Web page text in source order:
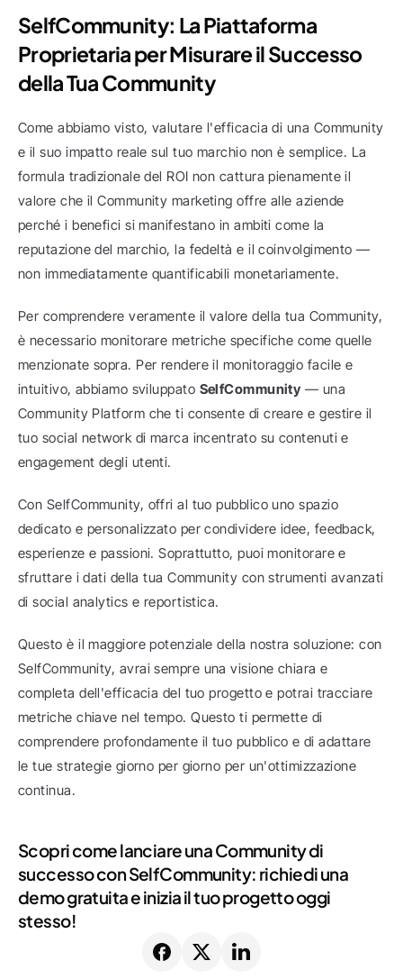
SelfCommunity: La Piattaforma
Proprietaria per Misurare il Successo
della Tua Community
Come abbiamo visto, valutare l'efficacia di una Community
e il suo impatto reale sul tuo marchio non è semplice. La
formula tradizionale del ROI non cattura pienamente il
valore che il Community marketing offre alle aziende
perché i benefici si manifestano in ambiti come la
reputazione del marchio, la fedeltà e il coinvolgimento —
non immediatamente quantificabili monetariamente.
Per comprendere veramente il valore della tua Community,
è necessario monitorare metriche specifiche come quelle
menzionate sopra. Per rendere il monitoraggio facile e
intuitivo, abbiamo sviluppato SelfCommunity — una
Community Platform che ti consente di creare e gestire il
tuo social network di marca incentrato su contenuti e
engagement degli utenti.
Con SelfCommunity, offri al tuo pubblico uno spazio
dedicato e personalizzato per condividere idee, feedback,
esperienze e passioni. Soprattutto, puoi monitorare e
sfruttare i dati della tua Community con strumenti avanzati
di social analytics e reportistica.
Questo è il maggiore potenziale della nostra soluzione: con
SelfCommunity, avrai sempre una visione chiara e
completa dell'efficacia del tuo progetto e potrai tracciare
metriche chiave nel tempo. Questo ti permette di
comprendere profondamente il tuo pubblico e di adattare
le tue strategie giorno per giorno per un'ottimizzazione
continua.
Scopri come lanciare una Community di
successo con SelfCommunity: richiedi una
demo gratuita e inizia il tuo progetto oggi
stesso!